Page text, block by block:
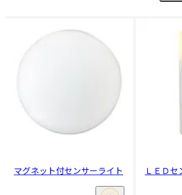
マグネット付センサーライト ＬＥＤセ